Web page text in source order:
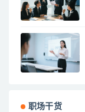
职场干货